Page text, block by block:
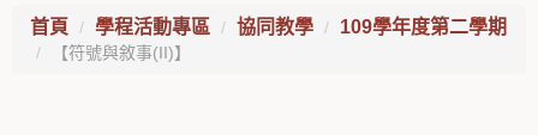
首頁 學程活動專區 協同教學 109學年度第二學期
【符號與敘事(II)】